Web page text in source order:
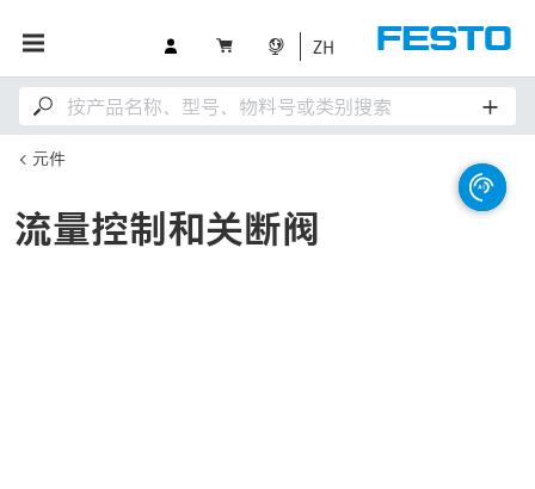
ZH
元件
流量控制和关断阀